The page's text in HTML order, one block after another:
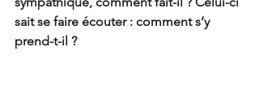
sait se faire écouter : comment s’y
prend-t-il ?